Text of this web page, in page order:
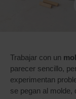
Trabajar con un
parecer sencillo,
experimentan
se pegan al molde,